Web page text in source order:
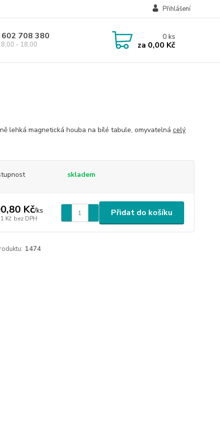
Přihlášení
708 380
8,00 - 18,00
0ks
za 0,00 Kč
lehká magnetická houba na bílé tabule, omyvatelná celý
skladem
Kč/ks
Kč bez DPH
Přidat do košíku
1474